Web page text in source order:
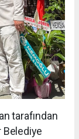
tarafından
Belediye